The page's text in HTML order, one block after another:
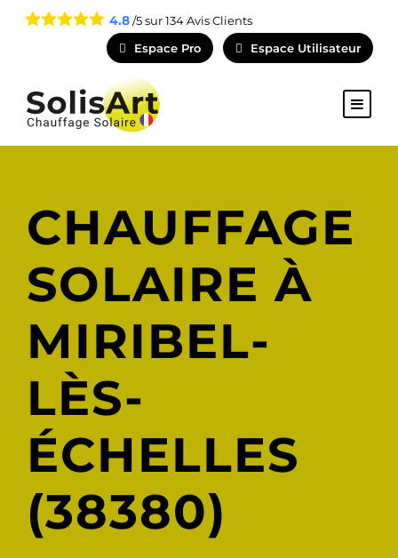
4.8/5 sur134Avis Clients
Espace Pro
Espace Utilisateur
CHAUFFAGE
SOLAIRE À
MIRIBEL-
LÈS-
ÉCHELLES
(38380)